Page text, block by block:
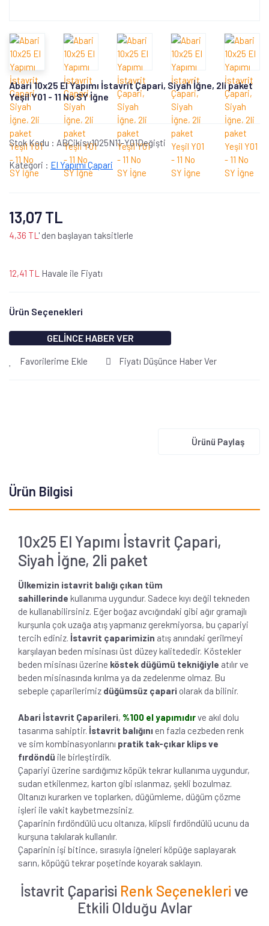
Abari 10x25 El Yapımı İstavrit Çapari, Siyah İğne, 2li paket
Yeşil Y01 - 11 No SY İğne
Stok Kodu : ABCikisy1025N11-Y01Değişti
Kategori : El Yapımı Çapari
13,07 TL
4,36 TL ' den başlayan taksitlerle
12,41 TL Havale ile Fiyatı
Ürün Seçenekleri
GELİNCE HABER VER
Favorilerime Ekle Fiyatı Düşünce Haber Ver
Ürünü Paylaş
Ürün Bilgisi
10x25 El Yapımı İstavrit Çapari,
Siyah İğne, 2li paket
Ülkemizin istavrit balığı çıkan tüm
sahillerinde kullanıma uygundur. Sadece kıyı değil tekneden
de kullanabilirsiniz. Eğer boğaz avcığındaki gibi ağır gramajlı
kurşunla çok uzağa atış yapmanız gerekmiyorsa, bu çapariyi
tercih ediniz. İstavrit çaparimizin atış anındaki gerilmeyi
karşılayan beden misinası üst düzey kalitededir. Köstekler
beden misinası üzerine köstek düğümü tekniğiyle atılır ve
beden misinasında kırılma ya da zedelenme olmaz. Bu
sebeple çaparilerimiz düğümsüz çapari olarak da bilinir.
Abari İstavrit Çaparileri, %100 el yapımıdırve akıl dolu
tasarıma sahiptir. İstavrit balığını en fazla cezbeden renk
ve sim kombinasyonlarını pratik tak-çıkar klips ve
fırdöndü ile birleştirdik.
Çapariyi üzerine sardığımız köpük tekrar kullanıma uygundur,
sudan etkilenmez, karton gibi ıslanmaz, şekli bozulmaz.
Oltanızı kurarken ve toplarken, düğümleme, düğüm çözme
işleri ile vakit kaybetmezsiniz.
Çaparinin fırdöndülü ucu oltanıza, klipsli fırdöndülü ucunu da
kurşuna takılarak kullanılır.
Çaparinin işi bitince, sırasıyla iğneleri köpüğe saplayarak
sarın, köpüğü tekrar poşetinde koyarak saklayın.
İstavrit Çaparisi Renk Seçenekleri ve
Etkili Olduğu Avlar